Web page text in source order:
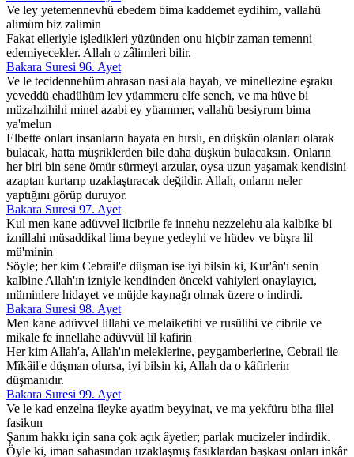
Ve ley yetemennevhü ebedem bima kaddemet eydihim, vallahü
alimüm biz zalimin
Fakat elleriyle işledikleri yüzünden onu hiçbir zaman temenni
edemiyecekler. Allah o zâlimleri bilir.
Bakara Suresi 96. Ayet
Ve le tecidennehüm ahrasan nasi ala hayah, ve minellezine eşraku
yeveddü ehadühüm lev yüammeru elfe seneh, ve ma hüve bi
müzahzihihi minel azabi ey yüammer, vallahü besiyrum bima
ya'melun
Elbette onları insanların hayata en hırslı, en düşkün olanları olarak
bulacak, hatta müşriklerden bile daha düşkün bulacaksın. Onların
her biri bin sene ömür sürmeyi arzular, oysa uzun yaşamak kendisini
azaptan kurtarıp uzaklaştıracak değildir. Allah, onların neler
yaptığını görüp duruyor.
Bakara Suresi 97. Ayet
Kul men kane adüvvel licibrile fe innehu nezzelehu ala kalbike bi
iznillahi müsaddikal lima beyne yedeyhi ve hüdev ve büşra lil
mü'minin
Söyle; her kim Cebrail'e düşman ise iyi bilsin ki, Kur'ân'ı senin
kalbine Allah'ın izniyle kendinden önceki vahiyleri onaylayıcı,
müminlere hidayet ve müjde kaynağı olmak üzere o indirdi.
Bakara Suresi 98. Ayet
Men kane adüvvel lillahi ve melaiketihi ve rusülihi ve cibrile ve
mikale fe innellahe adüvvül lil kafirin
Her kim Allah'a, Allah'ın meleklerine, peygamberlerine, Cebrail ile
Mîkâil'e düşman olursa, iyi bilsin ki, Allah da o kâfirlerin
düşmanıdır.
Bakara Suresi 99. Ayet
Ve le kad enzelna ileyke ayatim beyyinat, ve ma yekfüru biha illel
fasikun
Şanım hakkı için sana çok açık âyetler; parlak mucizeler indirdik.
Öyle ki, iman sahasından uzaklaşmış fasıklardan başkası onları inkâr